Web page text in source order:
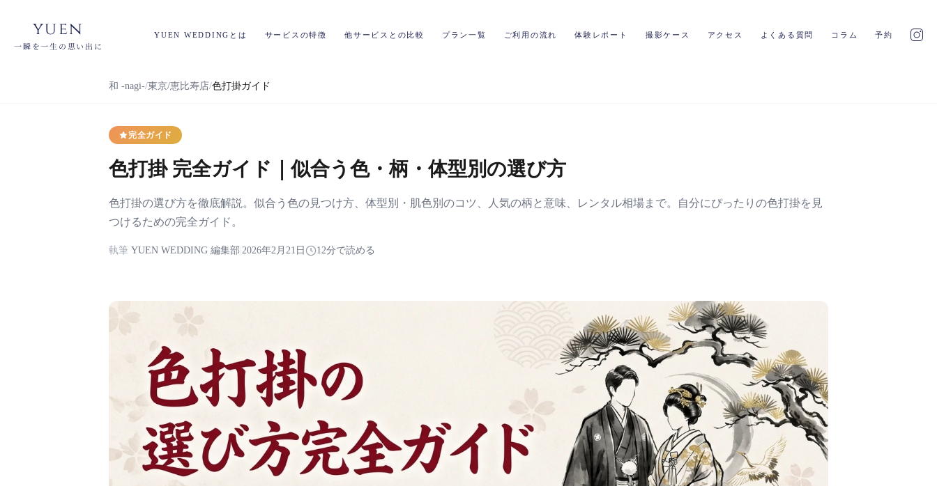
yuen
一瞬を一生の思い出に
YUEN WEDDINGとは サービスの特徴 他サービスとの比較 プラン一覧 ご利用の流れ 体験レポート 撮影ケース アクセス よくある質問 コラム 予約
和 -nagi- 東京/恵比寿店 色打掛ガイド
完全ガイド
色打掛 完全ガイド｜似合う色・柄・体型別の選び方
色打掛の選び方を徹底解説。似合う色の見つけ方、体型別・肌色別のコツ、人気の柄と意味、レンタル相場まで。自分にぴったりの色打掛を見
つけるための完全ガイド。
執筆 YUEN WEDDING 編集部 2026年2月21日 12分で読める